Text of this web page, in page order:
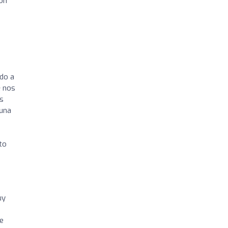
a
nos